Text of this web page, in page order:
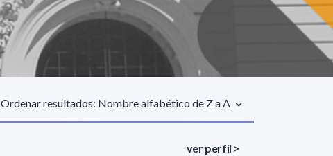
Ordenar resultados: Nombre alfabético de Z a A
ver perfil >